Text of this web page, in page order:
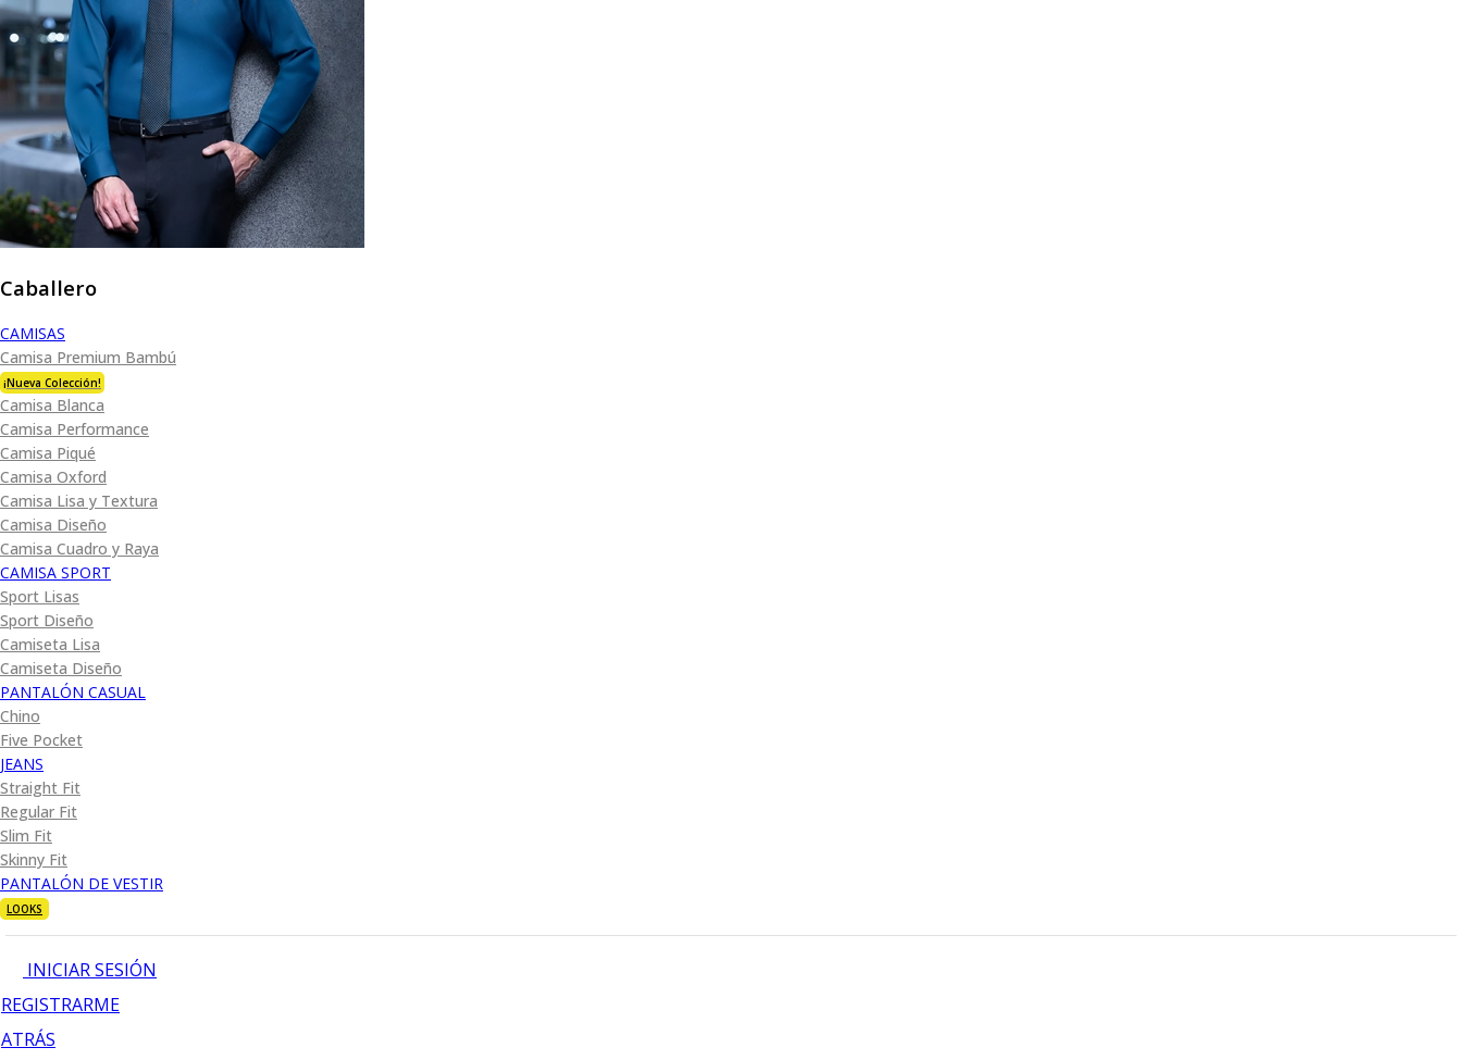
Caballero
CAMISAS
Camisa Premium Bambú
¡Nueva Colección!
Camisa Blanca
Camisa Performance
Camisa Piqué
Camisa Oxford
Camisa Lisa y Textura
Camisa Diseño
Camisa Cuadro y Raya
CAMISA SPORT
Sport Lisas
Sport Diseño
Camiseta Lisa
Camiseta Diseño
PANTALÓN CASUAL
Chino
Five Pocket
JEANS
Straight Fit
Regular Fit
Slim Fit
Skinny Fit
PANTALÓN DE VESTIR
LOOKS
INICIAR SESIÓN
REGISTRARME
ATRÁS